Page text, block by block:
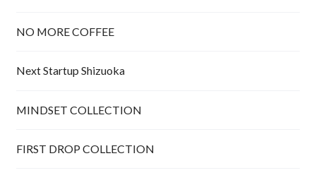
NO MORE COFFEE
Next Startup Shizuoka
MINDSET COLLECTION
FIRST DROP COLLECTION